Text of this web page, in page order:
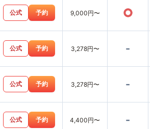
公式 予約 9,000円〜 ○
公式 予約 3,278円〜 -
公式 予約 3,278円〜 -
公式 予約 4,400円〜 -